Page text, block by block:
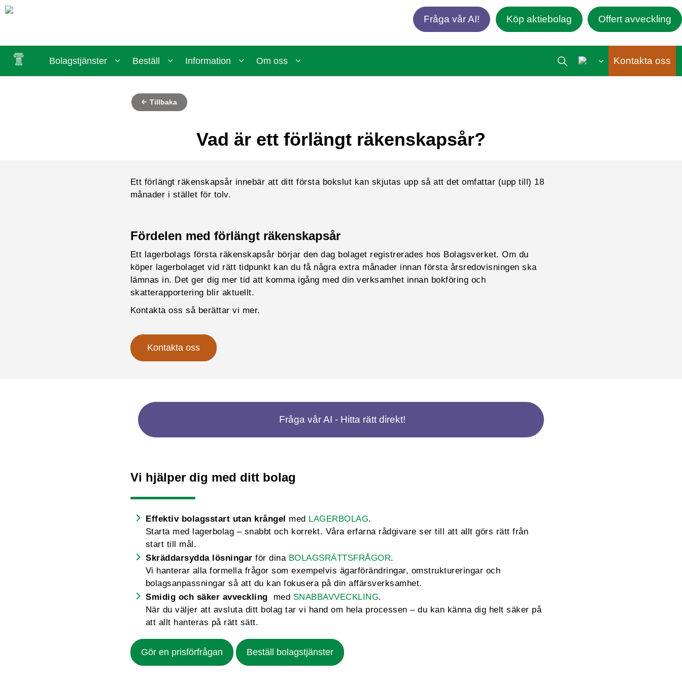
Bolagstjänster Beställ Information Om oss Kontakta oss
Fråga vår AI! Köp aktiebolag Offert avveckling
Tillbaka
Vad är ett förlängt räkenskapsår?
Ett förlängt räkenskapsår innebär att ditt första bokslut kan skjutas upp så att det omfattar (upp till) 18
månader i stället för tolv.
Fördelen med förlängt räkenskapsår
Ett lagerbolags första räkenskapsår börjar den dag bolaget registrerades hos Bolagsverket. Om du
köper lagerbolaget vid rätt tidpunkt kan du få några extra månader innan första årsredovisningen ska
lämnas in. Det ger dig mer tid att komma igång med din verksamhet innan bokföring och
skatterapportering blir aktuellt.
Kontakta oss så berättar vi mer.
Kontakta oss
Fråga vår AI - Hitta rätt direkt!
Vi hjälper dig med ditt bolag
Effektiv bolagsstart utan krångel med LAGERBOLAG.
Starta med lagerbolag – snabbt och korrekt. Våra erfarna rådgivare ser till att allt görs rätt från
start till mål.
Skräddarsydda lösningar för dina BOLAGSRÄTTSFRÅGOR.
Vi hanterar alla formella frågor som exempelvis ägarförändringar, omstruktureringar och
bolagsanpassningar så att du kan fokusera på din affärsverksamhet.
Smidig och säker avveckling med SNABBAVVECKLING.
När du väljer att avsluta ditt bolag tar vi hand om hela processen – du kan känna dig helt säker på
att allt hanteras på rätt sätt.
Gör en prisförfrågan Beställ bolagstjänster